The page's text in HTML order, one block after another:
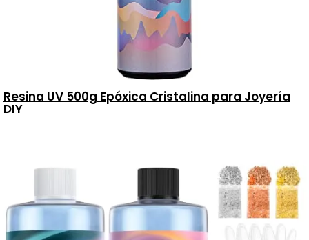
Resina UV 500g Epóxica Cristalina para Joyería
DIY